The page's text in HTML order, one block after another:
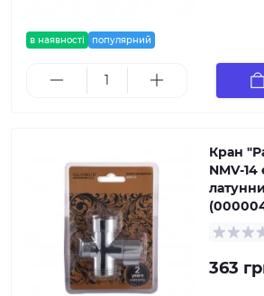
в наявності популярний
Кран
NMV-
363